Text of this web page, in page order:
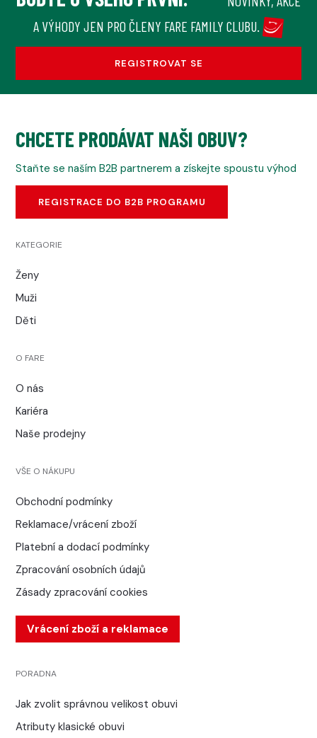
A VÝHODY JEN PRO ČLENY FARE FAMILY CLUBU.
REGISTROVAT SE
CHCETE PRODÁVAT NAŠI OBUV?
Staňte se naším B2B partnerem a získejte spoustu výhod
REGISTRACE DO B2B PROGRAMU
KATEGORIE
Ženy
Muži
Děti
O FARE
O nás
Kariéra
Naše prodejny
VŠE O NÁKUPU
Obchodní podmínky
Reklamace/vrácení zboží
Platební a dodací podmínky
Zpracování osobních údajů
Zásady zpracování cookies
Vrácení zboží a reklamace
PORADNA
Jak zvolit správnou velikost obuvi
Atributy klasické obuvi